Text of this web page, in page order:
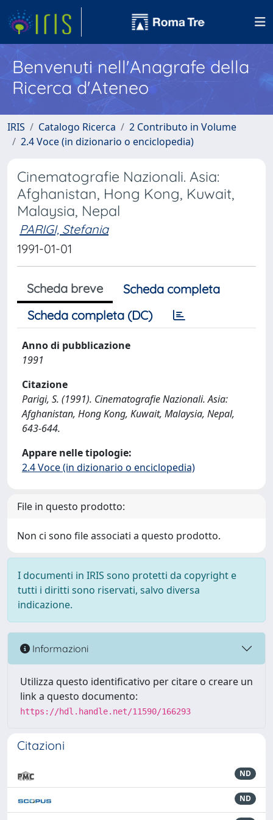
Benvenuti nell'Anagrafe della
Ricerca d'Ateneo
IRIS Catalogo Ricerca
2 Contributo in Volume
2.4 Voce (in dizionario o enciclopedia)
Cinematografie Nazionali. Asia:
Afghanistan, Hong Kong, Kuwait,
Malaysia, Nepal
PARIGI, Stefania
1991-01-01
Scheda breve
Scheda completa
Scheda completa (DC)
Anno di pubblicazione
1991
Citazione
Parigi, S. (1991). Cinematografie Nazionali. Asia:
Afghanistan, Hong Kong, Kuwait, Malaysia, Nepal,
643-644.
Appare nelle tipologie:
2.4 Voce (in dizionario o enciclopedia)
File in questo prodotto:
Non ci sono file associati a questo prodotto.
I documenti in IRIS sono protetti da copyright e
tutti i diritti sono riservati, salvo diversa
indicazione.
Informazioni
Utilizza questo identificativo per citare o creare un
link a questo documento:
https://hdl.handle.net/11590/166293
Citazioni
ND
ND